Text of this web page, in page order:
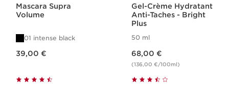
Mascara Supra
Volume
01 intense black
39,00 €
Gel-Crème Hydratant
Anti-Taches - Bright
Plus
50 ml
68,00 €
(136,00 €/100ml)